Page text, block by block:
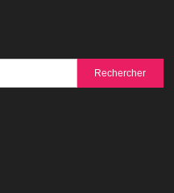
Rechercher :